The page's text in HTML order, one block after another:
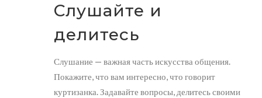
Слушайте и
делитесь
Слушание — важная часть искусства общения.
Покажите, что вам интересно, что говорит
куртизанка. Задавайте вопросы, делитесь своими